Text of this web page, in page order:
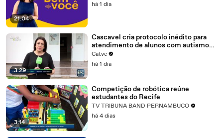
21:04
há 1 dia
3:29
Cascavel cria protocolo inédito para
atendimento de alunos com autismo
nas escolas
Catve
há 1 dia
3:14
Competição de robótica reúne
estudantes do Recife
TV TRIBUNA BAND PERNAMBUCO
há 4 dias